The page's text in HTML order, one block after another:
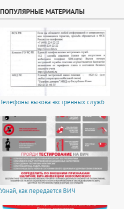
ПОПУЛЯРНЫЕ МАТЕРИАЛЫ
Телефоны вызова экстренных служб
Узнай, как передается ВИЧ